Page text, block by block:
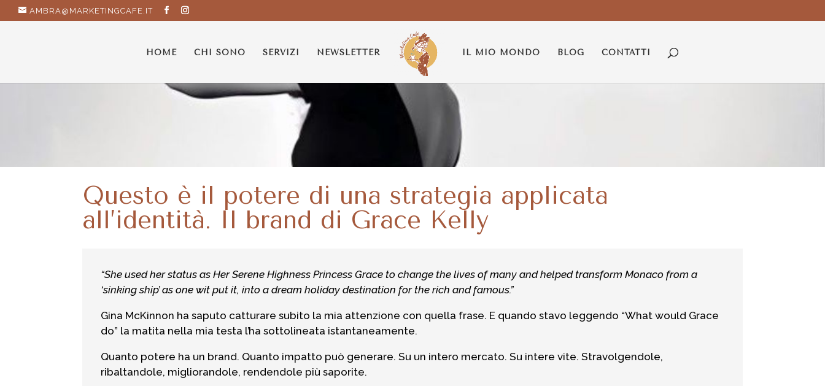
AMBRA@MARKETINGCAFE.IT
HOME CHI SONO SERVIZI NEWSLETTER IL MIO MONDO BLOG CONTATTI
Questo è il potere di una strategia applicata
all’identità. Il brand di Grace Kelly
“She used her status as Her Serene Highness Princess Grace to change the lives of many and helped transform Monaco from a
‘sinking ship’ as one wit put it, into a dream holiday destination for the rich and famous.”
Gina McKinnon ha saputo catturare subito la mia attenzione con quella frase. E quando stavo leggendo “What would Grace
do” la matita nella mia testa l’ha sottolineata istantaneamente.
Quanto potere ha un brand. Quanto impatto può generare. Su un intero mercato. Su intere vite. Stravolgendole,
ribaltandole, migliorandole, rendendole più saporite.